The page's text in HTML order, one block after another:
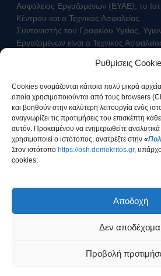
Ρυθμίσεις
Cookies ονομάζονται κάποια πολύ μικρά
οποία χρησιμοποιούνται από τους browsers
και βοηθούν στην καλύτερη λειτουργία ενός
αναγνωρίζει τις προτιμήσεις του επισκέπτη
αυτόν. Προκειμένου να ενημερωθείτε
χρησιμοποιεί ο ιστότοπος, ανατρέξτε στην «
Στοv ιστότοπο https://osh.demokritos.gr,
cookies:
Αποδοχή
Δεν
Προβολή
Ασφάλειας Εργαζομένων (ΕΥΑΕ), το
Κέντρου και ο Τεχνικός Ασφαλείας.
Συντονιστής του Γραφείου Υγείας,
Εργαζομένων είναι ο Τεχνικός
Επικοινωνήστε με τον Τεχνικό
Προσωπικών Δεδομένων
COPYRIGHT © 2026ΕΚΕΦΕ